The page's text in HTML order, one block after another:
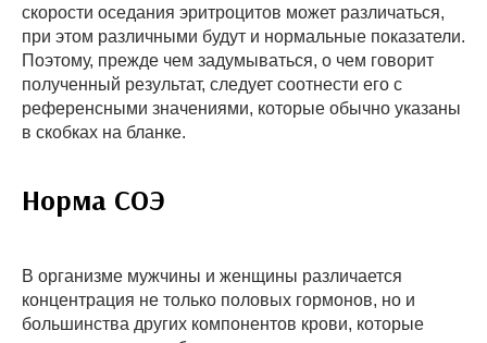
скорости оседания эритроцитов может различаться,
при этом различными будут и нормальные показатели.
Поэтому, прежде чем задумываться, о чем говорит
полученный результат, следует соотнести его с
референсными значениями, которые обычно указаны
в скобках на бланке.
Норма СОЭ
В организме мужчины и женщины различается
концентрация не только половых гормонов, но и
большинства других компонентов крови, которые